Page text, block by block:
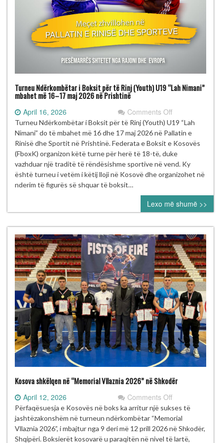
Turneu Ndërkombëtar i Boksit për të Rinj (Youth) U19 “Lah Nimani”
mbahet më 16–17 maj 2026 në Prishtinë
April 16, 2026 Comments Offon
Turneu
Ndërkombëtar
Boksit
për
të
(Youth)
U19
“Lah
Nimani”
mbahet
më
16–
17
maj
2026
në
Prishtinë
Turneu Ndërkombëtar i Boksit për të Rinj (Youth) U19 “Lah
Nimani” do të mbahet më 16 dhe 17 maj 2026 në Pallatin e
Rinisë dhe Sportit në Prishtinë. Federata e Boksit e Kosovës
(FboxK) organizon këtë turne për herë të 18-të, duke
vazhduar një traditë të rëndësishme sportive në vend. Ky
është turneu i vetëm i këtij lloji në Kosovë dhe organizohet në
nderim të figurës së shquar të boksit…
Lexo më shumë >>
Kosova shkëlqen në “Memorial Vllaznia 2026” në Shkodër
April 12, 2026 Comments Offon
Kosova
shkëlqen
në
“Memorial
Përfaqësuesja e Kosovës në boks ka arritur një sukses të
jashtëzakonshëm në turneun ndërkombëtar “Memorial
Vllaznia 2026”, i mbajtur nga 9 deri më 12 prill 2026 në Shkodër,
Shqipëri. Boksierët kosovarë u paraqitën në nivel të lartë,